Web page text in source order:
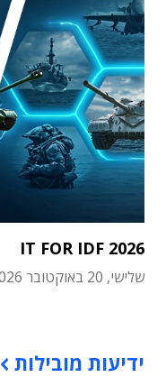
IT FOR IDF 2026
שלישי, 20 באוקטובר 2026
ידיעות מובילות